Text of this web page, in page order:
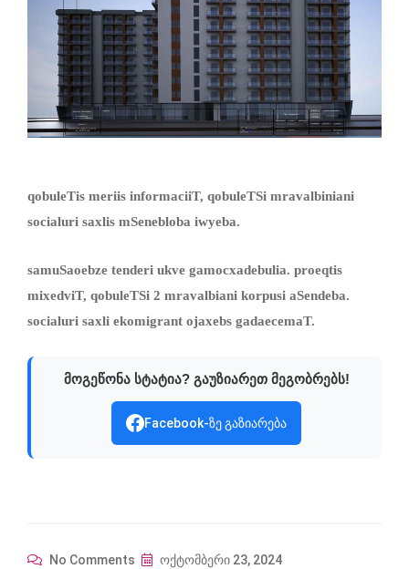
qobuleTis meriis informaciiT, qobuleTSi mravalbiniani
socialuri saxlis mSenebloba iwyeba.
samuSaoebze tenderi ukve gamocxadebulia. proeqtis
mixedviT, qobuleTSi 2 mravalbiani korpusi aSendeba.
socialuri saxli ekomigrant ojaxebs gadaecemaT.
მოგეწონა სტატია? გაუზიარეთ მეგობრებს!
Facebook-ზე გაზიარება
No Comments ოქტომბერი 23, 2024